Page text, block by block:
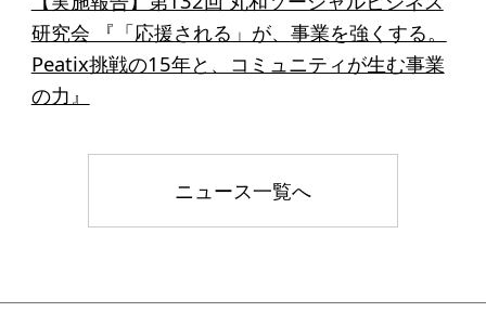
ニュース
コラム
研究会 『「応援される」が、事業を強くする。
Peatix挑戦の15年と、コミュニティが生む事業
の力』
ニュース一覧へ